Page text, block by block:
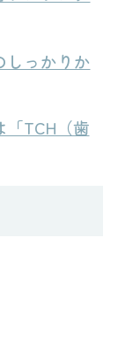
しっかりか
TCH（歯